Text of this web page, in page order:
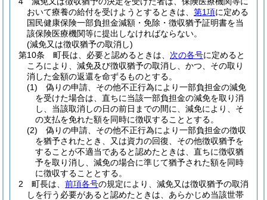
おいて療養の給付を受けようとするときは、 第1項に定める
国民健康保険一部負担金減額・免除・徴収猶予証明書を当
該保険医療機関等に提出しなければならない。
(減免又は徴収猶予の取消し)
第10条
町長は、必要と認めるときは、 次の各号に定めると
ころにより、減免及び徴収猶予の取消し、かつ、その取り
消した金額の返還を命ずるものとする。
(1)
偽りの申請、その他不正行為により一部負担金の減免
を受けた場合は、直ちに当該一部負担金の減免を取り消
し、当該取消しの日の前日までの間に、減免により、そ
の支払を免れた額を同時に徴収することとする。
(2)
偽りの申請、その他不正行為により一部負担金の徴収
を猶予されたとき、又は資力の回復、その他徴収猶予を
することが不適当であると認めたときは、直ちに徴収猶
予を取り消し、減免の場合に準じて猶予された額を同時
に徴収することとする。
2
町長は、 前項各号の規定により、減免又は徴収猶予の取消
しを行う必要があると認めたときは、あらかじめ当該世帯